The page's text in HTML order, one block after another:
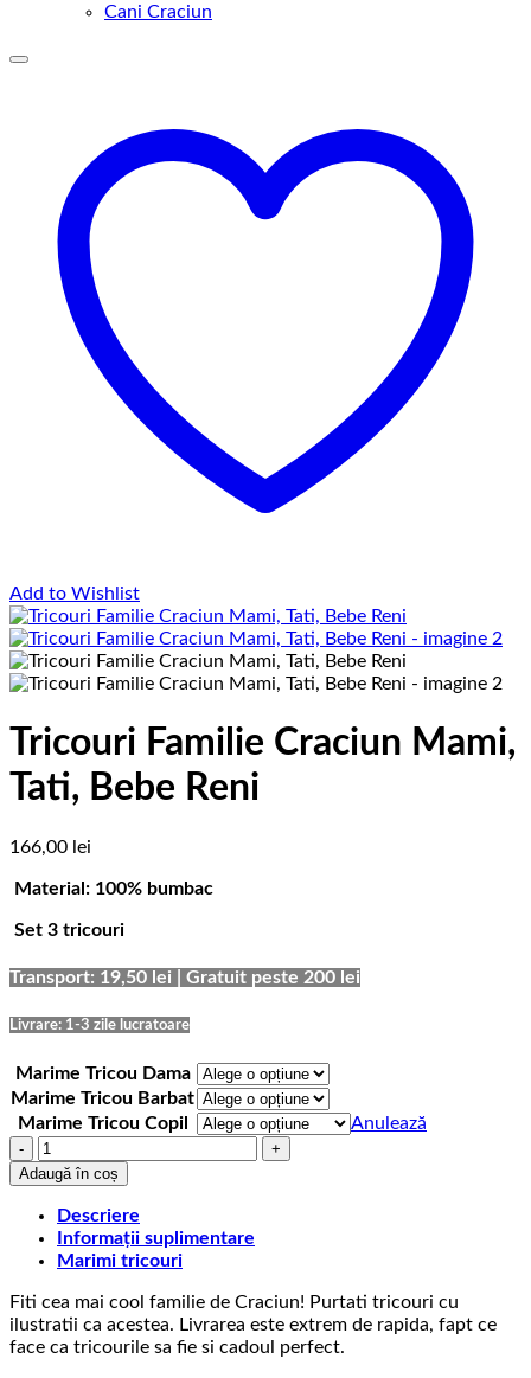
Cani Craciun
Add to Wishlist
Tricouri Familie Craciun Mami,
Tati, Bebe Reni
166,00 lei
Material: 100% bumbac
Set 3 tricouri
Transport: 19,50 lei | Gratuit peste 200 lei
Livrare: 1-3 zile lucratoare
Marime Tricou Dama
Marime Tricou Barbat
Marime Tricou Copil
Anulează
Cantitate
Tricouri
Familie
Craciun
Mami,
Tati,
Reni
Adaugă în coș
Descriere
Informații suplimentare
Marimi tricouri
Fiti cea mai cool familie de Craciun! Purtati tricouri cu
ilustratii ca acestea. Livrarea este extrem de rapida, fapt ce
face ca tricourile sa fie si cadoul perfect.